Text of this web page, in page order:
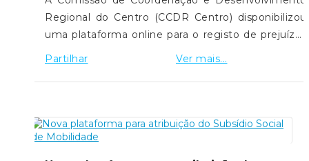
Regional do Centro (CCDR Centro) disponibilizou
uma plataforma online para o registo de prejuízos
resultantes das tempestades de 2026 que
de danos em habitações, atividades económicas,
explorações agrícolas e infraestruturas públicas,
Partilhar Ver mais...